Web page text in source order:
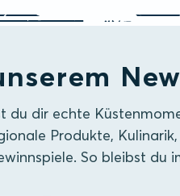
du dir echte
Produkte,
So bleibst du